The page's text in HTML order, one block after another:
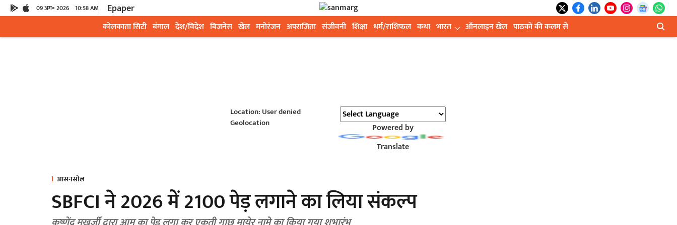
09 अग॰ 2026 10:58 AM Epaper
कोलकाता सिटी बंगाल देश/विदेश बिजनेस खेल मनोरंजन अपराजिता संजीवनी शिक्षा धर्म/राशिफल कथा भारत ऑनलाइन खेल पाठकों की कलम से
Location: User denied
Geolocation
Powered by
Translate
आसनसोल
SBFCI ने 2026 में 2100 पेड़ लगाने का लिया संकल्प